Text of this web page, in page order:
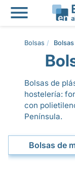

Bolsas
Bolsas de
Bolsas de
hostelería:
con
Península.